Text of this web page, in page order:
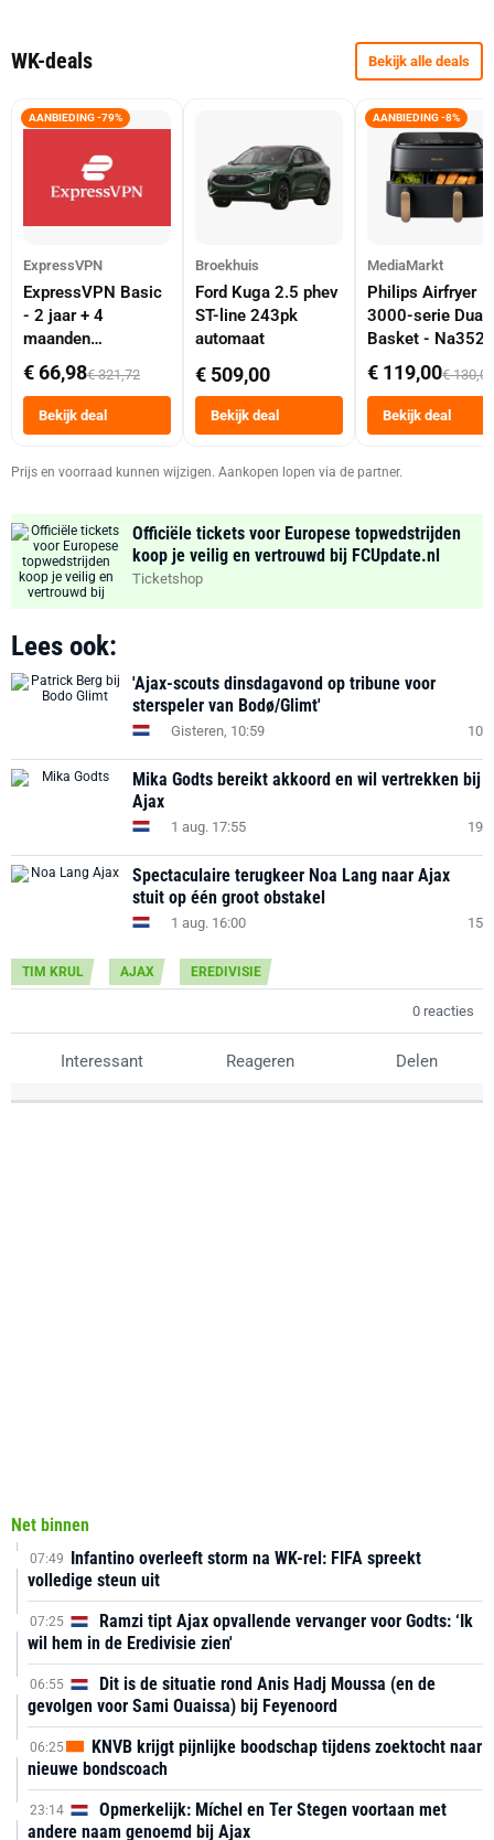
WK-deals Bekijk alle deals
AANBIEDING -79%
ExpressVPN
ExpressVPN Basic
- 2 jaar + 4
maanden
abonnement
€ 66,98€ 321,72
Bekijk deal
Broekhuis
Ford Kuga 2.5 phev
ST-line 243pk
automaat
€ 509,00
Bekijk deal
AANBIEDING -8%
MediaMarkt
Philips Airfryer
3000-serie Dual
Basket -
Dubbele Mand 9
Tot 6 Personen
Heteluchtfriteuse
Zwart
€ 119,00€ 130,00
Bekijk deal
Prijs en voorraad kunnen wijzigen. Aankopen lopen via de partner.
Officiële tickets voor Europese topwedstrijden
koop je veilig en vertrouwd bij FCUpdate.nl
Ticketshop
Lees ook:
'Ajax-scouts dinsdagavond op tribune voor
sterspeler van Bodø/Glimt'
Gisteren, 10:59 10
Mika Godts bereikt akkoord en wil vertrekken bij
Ajax
1 aug. 17:55 19
Spectaculaire terugkeer Noa Lang naar Ajax
stuit op één groot obstakel
1 aug. 16:00 15
TIM KRUL AJAX EREDIVISIE
0 reacties
Interessant Reageren Delen
Net binnen
07:49 Infantino overleeft storm na WK-rel: FIFA spreekt
volledige steun uit
07:25
Ramzi tipt Ajax opvallende vervanger voor Godts: ‘Ik
wil hem in de Eredivisie zien'
06:55
Dit is de situatie rond Anis Hadj Moussa (en de
gevolgen voor Sami Ouaissa) bij Feyenoord
06:25
KNVB krijgt pijnlijke boodschap tijdens zoektocht naar
nieuwe bondscoach
23:14
Opmerkelijk: Míchel en Ter Stegen voortaan met
andere naam genoemd bij Ajax